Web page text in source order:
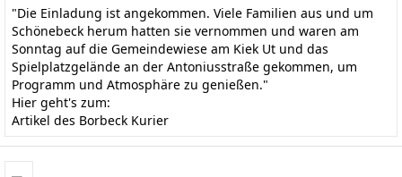
"Die Einladung ist angekommen. Viele Familien aus und um
Schönebeck herum hatten sie vernommen und waren am
Sonntag auf die Gemeindewiese am Kiek Ut und das
Spielplatzgelände an der Antoniusstraße gekommen, um
Programm und Atmosphäre zu genießen."
Hier geht's zum:
Artikel des Borbeck Kurier